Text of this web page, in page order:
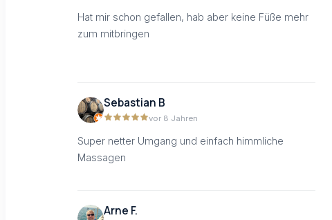
Hat mir schon gefallen, hab aber keine Füße mehr
zum mitbringen
Sebastian B
vor 8 Jahren
Super netter Umgang und einfach himmliche
Massagen
Arne F.